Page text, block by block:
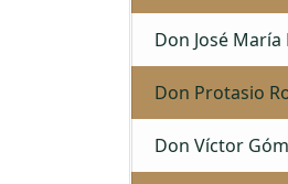
Don José
Don Protasio
Don Víctor